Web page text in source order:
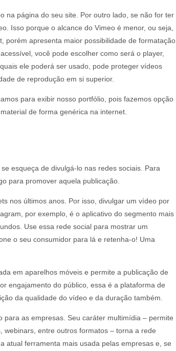
na página do seu site. Por outro lado, se não for ter
Isso porque o alcance do Vimeo é menor, ou seja,
porém apresenta maior possibilidade de formatação
você pode escolher como será o player,
ele poderá ser usado, pode proteger vídeos
de reprodução em si superior.
para exibir nosso portfólio, pois fazemos opção
de forma genérica na internet.
esqueça de divulgá-lo nas redes sociais. Para
para promover aquela publicação.
nos últimos anos. Por isso, divulgar um vídeo por
por exemplo, é o aplicativo do segmento mais
Use essa rede social para mostrar um
o seu consumidor para lá e retenha-o! Uma
em aparelhos móveis e permite a publicação de
engajamento do público, essa é a plataforma de
da qualidade do vídeo e da duração também.
as empresas. Seu caráter multimídia – permite
entre outros formatos – torna a rede
atual ferramenta mais usada pelas empresas e, se